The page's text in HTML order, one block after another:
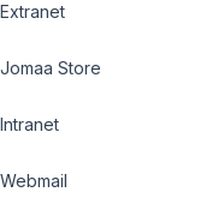
Extranet
Jomaa Store
Intranet
Webmail